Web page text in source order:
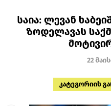
საია: ლევან
ზოდელავას
22
კატეგორიის